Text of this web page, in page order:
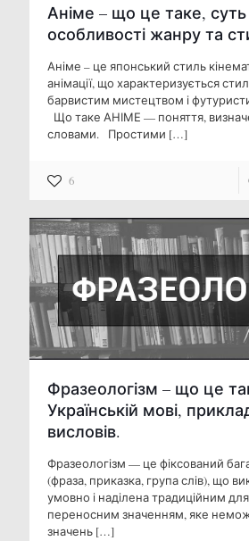
Аніме – що це таке,
особливості жанру та
Аніме – це японський стиль
анімації, що характеризується
барвистим мистецтвом і
Що таке АНІМЕ — поняття,
словами. Простими […]
6
Фразеологізм – що це
Українській мові,
висловів.
Фразеологізм — це фіксований
(фраза, приказка, група слів), що
умовно і наділена традиційним
переносним значенням, яке
значень […]